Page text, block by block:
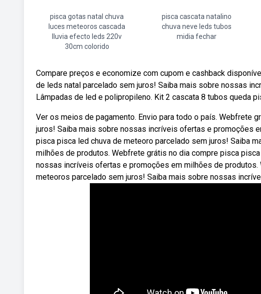
pisca gotas natal chuva
luces meteoros cascada
lluvia efecto leds 220v
30cm colorido
pisca cascata natalino
chuva neve leds tubos
midia fechar
Compare preços e economize com cupom e cashback
de leds natal parcelado sem juros! Saiba mais sobre nossas
Lâmpadas de led e polipropileno. Kit 2 cascata 8 tubos queda
Ver os meios de pagamento. Envio para todo o país. Webfrete
juros! Saiba mais sobre nossas incríveis ofertas e promoções
pisca pisca led chuva de meteoro parcelado sem juros! Saiba
milhões de produtos. Webfrete grátis no dia compre pisca
nossas incríveis ofertas e promoções em milhões de
meteoros parcelado sem juros! Saiba mais sobre nossas